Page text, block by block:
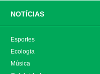
NOTÍCIAS
Esportes
Ecologia
Música